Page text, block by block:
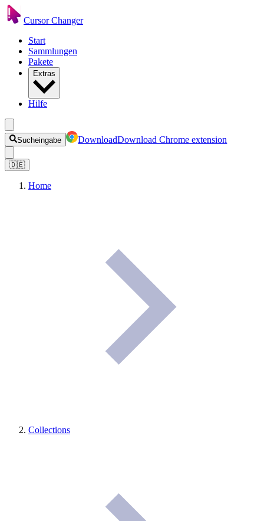
Cursor Changer
Start
Sammlungen
Pakete
Extras
Hilfe
Sucheingabe DownloadDownload Chrome extension
🇩🇪
Home
Collections